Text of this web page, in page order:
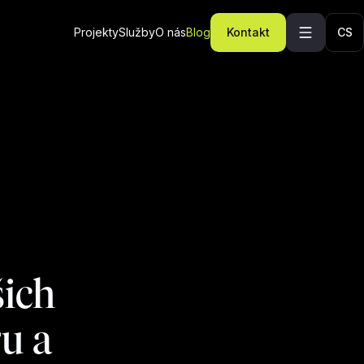
ProjektySlužbyO násBlog Kontakt CS
a